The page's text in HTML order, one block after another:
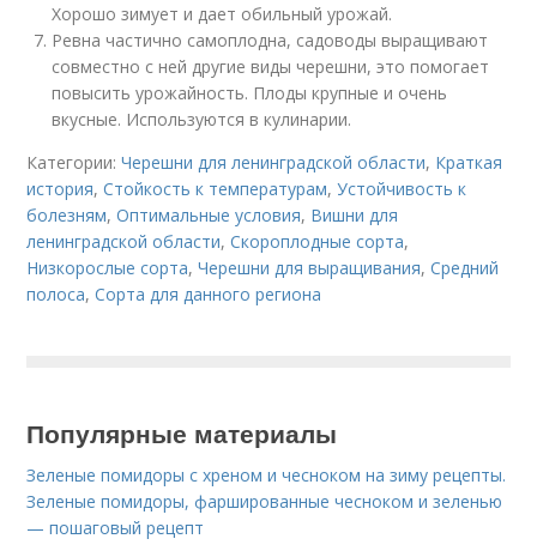
Хорошо зимует и дает обильный урожай.
Ревна частично самоплодна, садоводы выращивают
совместно с ней другие виды черешни, это помогает
повысить урожайность. Плоды крупные и очень
вкусные. Используются в кулинарии.
Категории:Черешни для ленинградской области, Краткая
история,Стойкость к температурам,Устойчивость к
болезням,Оптимальные условия, Вишни для
ленинградской области,Скороплодные сорта,
Низкорослые сорта,Черешни для выращивания,Средний
полоса,Сорта для данного региона
Популярные материалы
Зеленые помидоры с хреном и чесноком на зиму рецепты.
Зеленые помидоры, фаршированные чесноком и зеленью
— пошаговый рецепт